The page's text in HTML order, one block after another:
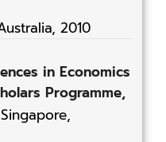
2010
in Economics
Programme,